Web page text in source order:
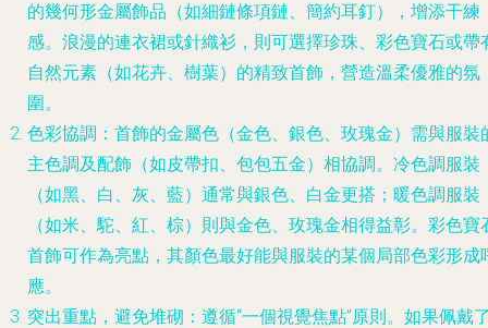
的幾何形金屬飾品（如細鏈條項鏈、簡約耳釘），增添干練
感。浪漫的連衣裙或針織衫，則可選擇珍珠、彩色寶石或帶
自然元素（如花卉、樹葉）的精致首飾，營造溫柔優雅的氛
圍。
色彩協調 ：首飾的金屬色（金色、銀色、玫瑰金）需與服裝
主色調及配飾（如皮帶扣、包包五金）相協調。冷色調服裝
（如黑、白、灰、藍）通常與銀色、白金更搭；暖色調服裝
（如米、駝、紅、棕）則與金色、玫瑰金相得益彰。彩色寶
首飾可作為亮點，其顏色最好能與服裝的某個局部色彩形成
應。
突出重點，避免堆砌 ：遵循“一個視覺焦點”原則。如果佩戴